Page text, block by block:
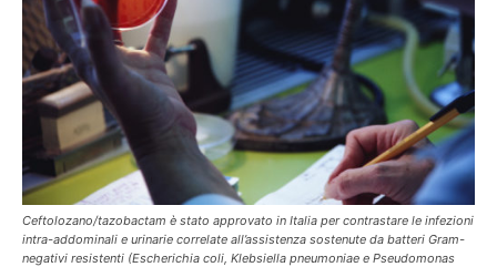
Ceftolozano/tazobactam è stato approvato in Italia per contrastare le infezioni
intra-addominali e urinarie correlate all’assistenza sostenute da batteri Gram-
negativi resistenti (Escherichia coli, Klebsiella pneumoniae e Pseudomonas